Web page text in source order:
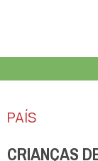
PAÍS
CRIANÇAS